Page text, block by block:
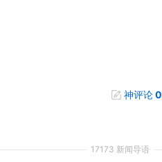
神评论0
17173 新闻导语